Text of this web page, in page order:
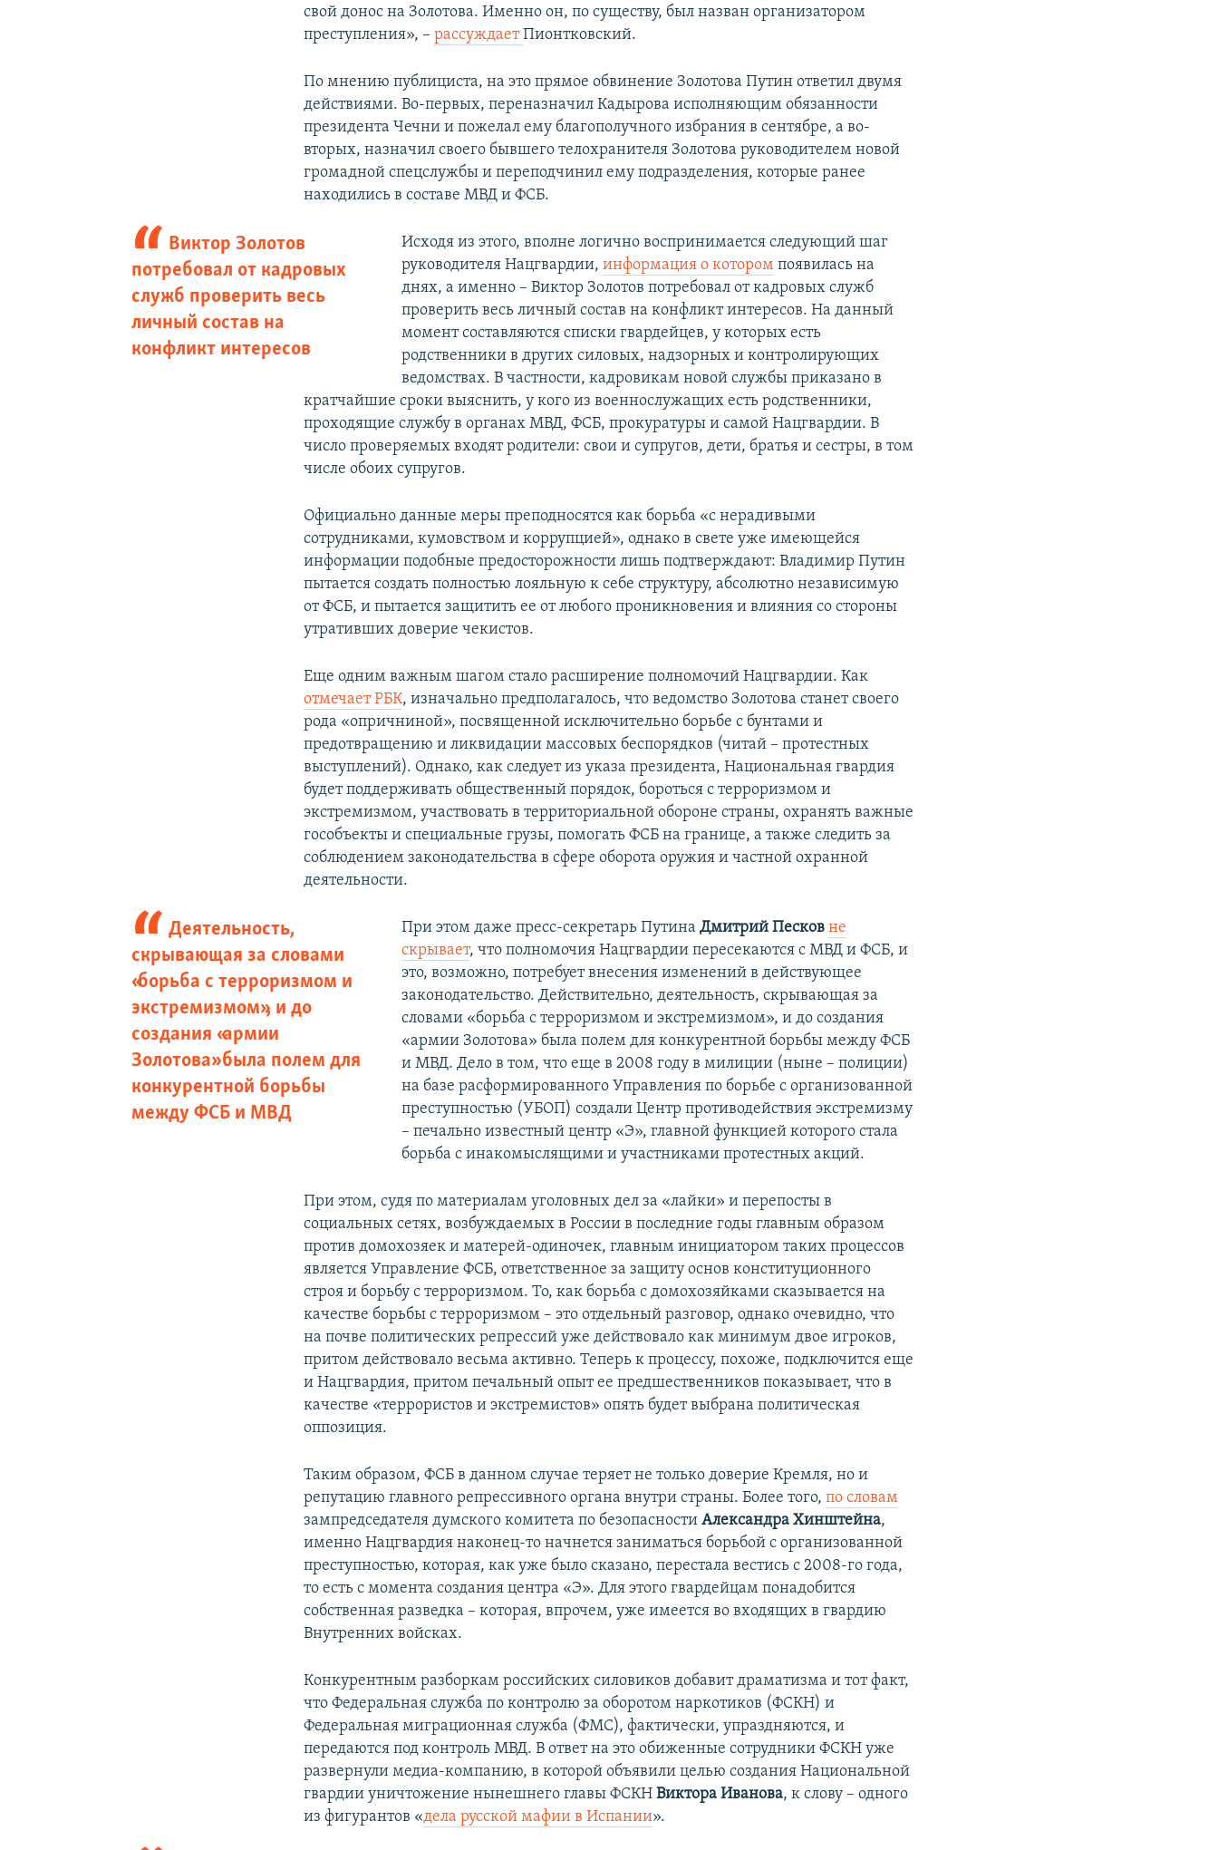
свой донос на Золотова. Именно он, по существу, был назван организатором
преступления», –рассуждаетПионтковский.
По мнению публициста, на это прямое обвинение Золотова Путин ответил двумя
действиями. Во-первых, переназначил Кадырова исполняющим обязанности
президента Чечни и пожелал ему благополучного избрания в сентябре, а во-
вторых, назначил своего бывшего телохранителя Золотова руководителем новой
громадной спецслужбы и переподчинил ему подразделения, которые ранее
находились в составе МВД и ФСБ.
Виктор Золотов
потребовал от кадровых
служб проверить весь
личный состав на
конфликт интересов
Исходя из этого, вполне логично воспринимается следующий шаг
руководителя Нацгвардии, информация о которомпоявилась на
днях, а именно – Виктор Золотов потребовал от кадровых служб
проверить весь личный состав на конфликт интересов. На данный
момент составляются списки гвардейцев, у которых есть
родственники в других силовых, надзорных и контролирующих
ведомствах. В частности, кадровикам новой службы приказано в
кратчайшие сроки выяснить, у кого из военнослужащих есть родственники,
проходящие службу в органах МВД, ФСБ, прокуратуры и самой Нацгвардии. В
число проверяемых входят родители: свои и супругов, дети, братья и сестры, в том
числе обоих супругов.
Официально данные меры преподносятся как борьба «с нерадивыми
сотрудниками, кумовством и коррупцией», однако в свете уже имеющейся
информации подобные предосторожности лишь подтверждают: Владимир Путин
пытается создать полностью лояльную к себе структуру, абсолютно независимую
от ФСБ, и пытается защитить ее от любого проникновения и влияния со стороны
утративших доверие чекистов.
Еще одним важным шагом стало расширение полномочий Нацгвардии. Как
отмечает РБК, изначально предполагалось, что ведомство Золотова станет своего
рода «опричниной», посвященной исключительно борьбе с бунтами и
предотвращению и ликвидации массовых беспорядков (читай – протестных
выступлений). Однако, как следует из указа президента, Национальная гвардия
будет поддерживать общественный порядок, бороться с терроризмом и
экстремизмом, участвовать в территориальной обороне страны, охранять важные
гособъекты и специальные грузы, помогать ФСБ на границе, а также следить за
соблюдением законодательства в сфере оборота оружия и частной охранной
деятельности.
Деятельность,
скрывающая за словами
«борьба с терроризмом и
экстремизмом», и до
создания «армии
Золотова» была полем для
конкурентной борьбы
между ФСБ и МВД
При этом даже пресс-секретарь Путина Дмитрий Песков не
скрывает, что полномочия Нацгвардии пересекаются с МВД и ФСБ, и
это, возможно, потребует внесения изменений в действующее
законодательство. Действительно, деятельность, скрывающая за
словами «борьба с терроризмом и экстремизмом», и до создания
«армии Золотова» была полем для конкурентной борьбы между ФСБ
и МВД. Дело в том, что еще в 2008 году в милиции (ныне – полиции)
на базе расформированного Управления по борьбе с организованной
преступностью (УБОП) создали Центр противодействия экстремизму
– печально известный центр «Э», главной функцией которого стала
борьба с инакомыслящими и участниками протестных акций.
При этом, судя по материалам уголовных дел за «лайки» и перепосты в
социальных сетях, возбуждаемых в России в последние годы главным образом
против домохозяек и матерей-одиночек, главным инициатором таких процессов
является Управление ФСБ, ответственное за защиту основ конституционного
строя и борьбу с терроризмом. То, как борьба с домохозяйками сказывается на
качестве борьбы с терроризмом – это отдельный разговор, однако очевидно, что
на почве политических репрессий уже действовало как минимум двое игроков,
притом действовало весьма активно. Теперь к процессу, похоже, подключится еще
и Нацгвардия, притом печальный опыт ее предшественников показывает, что в
качестве «террористов и экстремистов» опять будет выбрана политическая
оппозиция.
Таким образом, ФСБ в данном случае теряет не только доверие Кремля, но и
репутацию главного репрессивного органа внутри страны. Более того,по словам
зампредседателя думского комитета по безопасностиАлександра Хинштейна,
именно Нацгвардия наконец-то начнется заниматься борьбой с организованной
преступностью, которая, как уже было сказано, перестала вестись с 2008-го года,
то есть с момента создания центра «Э». Для этого гвардейцам понадобится
собственная разведка – которая, впрочем, уже имеется во входящих в гвардию
Внутренних войсках.
Конкурентным разборкам российских силовиков добавит драматизма и тот факт,
что Федеральная служба по контролю за оборотом наркотиков (ФСКН) и
Федеральная миграционная служба (ФМС), фактически, упраздняются, и
передаются под контроль МВД. В ответ на это обиженные сотрудники ФСКН уже
развернули медиа-компанию, в которой объявили целью создания Национальной
гвардии уничтожение нынешнего главы ФСКНВиктора Иванова, к слову – одного
из фигурантов «дела русской мафии в Испании».